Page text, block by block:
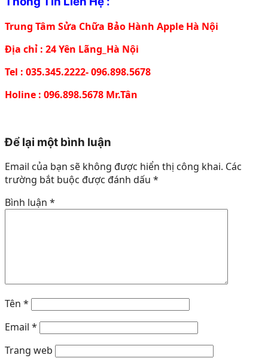
Trung Tâm Sửa Chữa Bảo Hành Apple Hà Nội
Địa chỉ : 24 Yên Lãng_Hà Nội
Tel : 035.345.2222- 096.898.5678
Holine : 096.898.5678 Mr.Tân
Để lại một bình luận
Email của bạn sẽ không được hiển thị công khai. Các
trường bắt buộc được đánh dấu *
Bình luận *
Tên *
Email *
Trang web